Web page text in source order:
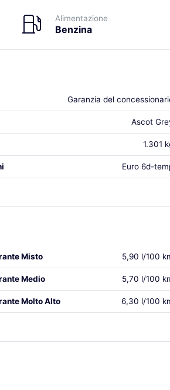
Alimentazione
Benzina
Garanzia del
Ascot
1.301
Euro 6d-
Misto 5,90 l/100
Medio 5,70 l/100
Molto Alto 6,30 l/100